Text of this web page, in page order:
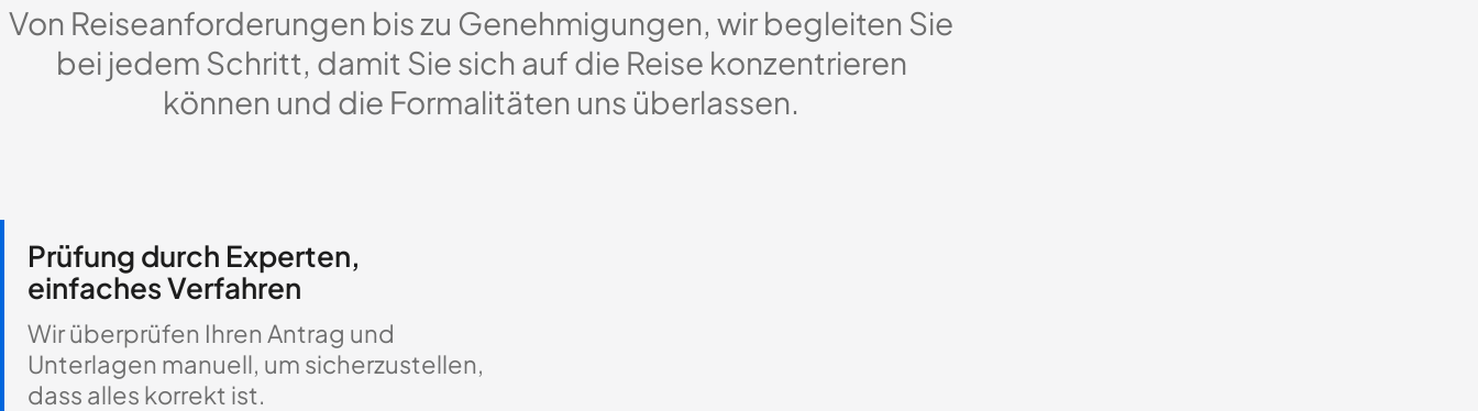
Von Reiseanforderungen bis zu Genehmigungen, wir begleiten Sie
bei jedem Schritt, damit Sie sich auf die Reise konzentrieren
können und die Formalitäten uns überlassen.
Prüfung durch Experten,
einfaches Verfahren
Wir überprüfen Ihren Antrag und
Unterlagen manuell, um sicherzustellen,
dass alles korrekt ist.